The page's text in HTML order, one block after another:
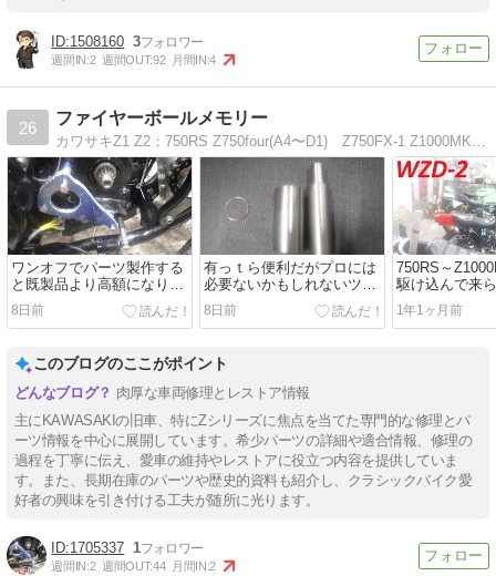
1508160 3
週間IN:2 週間OUT:92 月間IN:4
26
ファイヤーボールメモリー
ワンオフでパーツ製作する
と既製品より高額になりま
す。
8日前
有っｔら便利だがプロには
必要ないかもしれないツー
ル。
8日前
750RS～
駆け込んで来
1年1ヶ月前
このブログのここがポイント
肉厚な車両修理とレストア情報
主にKAWASAKIの旧車、特にZシリーズに焦点を当てた専門的な修理とパ
ーツ情報を中心に展開しています。希少パーツの詳細や適合情報、修理の
過程を丁寧に伝え、愛車の維持やレストアに役立つ内容を提供していま
す。また、長期在庫のパーツや歴史的資料も紹介し、クラシックバイク愛
好者の興味を引き付ける工夫が随所に光ります。
1705337 1
週間IN:2 週間OUT:44 月間IN:2